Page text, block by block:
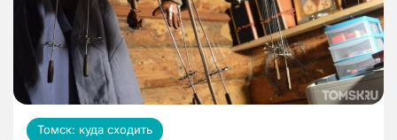
Томск: куда сходить